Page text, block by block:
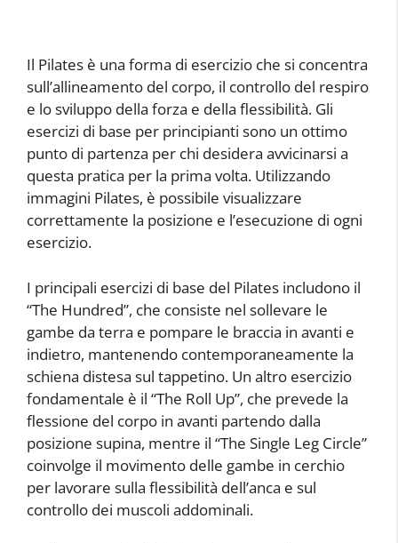
Il Pilates è una forma di esercizio che si concentra
sull’allineamento del corpo, il controllo del respiro
e lo sviluppo della forza e della flessibilità. Gli
esercizi di base per principianti sono un ottimo
punto di partenza per chi desidera avvicinarsi a
questa pratica per la prima volta. Utilizzando
immagini Pilates, è possibile visualizzare
correttamente la posizione e l’esecuzione di ogni
esercizio.
I principali esercizi di base del Pilates includono il
“The Hundred”, che consiste nel sollevare le
gambe da terra e pompare le braccia in avanti e
indietro, mantenendo contemporaneamente la
schiena distesa sul tappetino. Un altro esercizio
fondamentale è il “The Roll Up”, che prevede la
flessione del corpo in avanti partendo dalla
posizione supina, mentre il “The Single Leg Circle”
coinvolge il movimento delle gambe in cerchio
per lavorare sulla flessibilità dell’anca e sul
controllo dei muscoli addominali.